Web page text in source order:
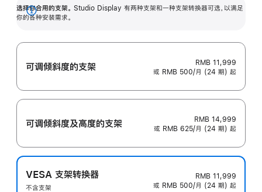
选择你合用的支架。 Studio Display 有两种支架和一种支架转换器可选，以满足
你的各种安装需求。
展
可调倾斜度的支架
RMB 11,999
或 RMB 500/月 (24 期) 起
可调倾斜度及高‍度的支‍架
RMB 14,999
或 RMB 625/月 (24 期) 起
VESA 支架转换器
不含支架
RMB 11,999
或 RMB 500/月 (24 期) 起